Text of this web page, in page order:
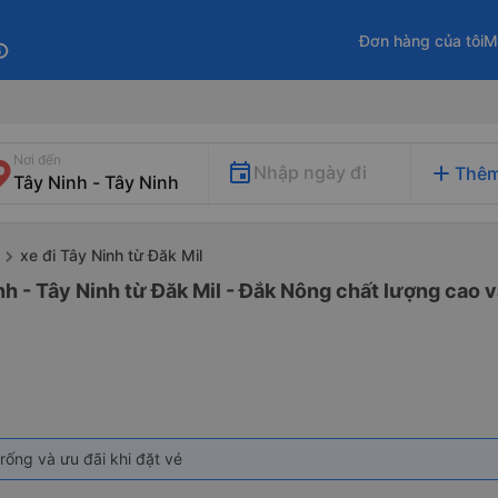
Đơn hàng của tôi
Nơi đến
Nhập ngày đi add
xe đi Tây Ninh từ Đăk Mil
- Tây Ninh từ Đăk Mil - Đắk Nông chất lượng cao
và ưu đãi khi đặt vé